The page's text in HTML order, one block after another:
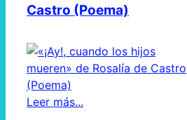
Castro (Poema)
Leer más...